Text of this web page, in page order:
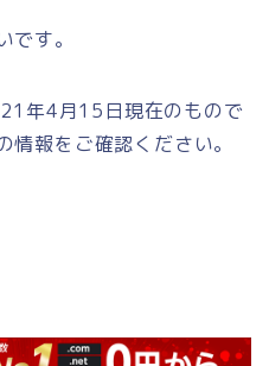
す。
年4月15日現在のもので
報をご確認ください。